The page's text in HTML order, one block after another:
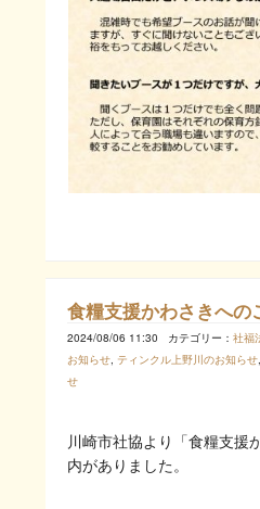
食糧支援かわさきへの
2024/08/06 11:30 カテゴリー： 社福
お知らせ, ティンクル上野川のお知らせ,
せ
川崎市社協より「食糧支援
内がありました。